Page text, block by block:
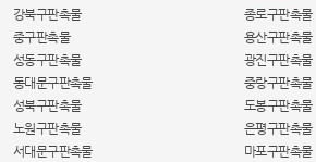
강북구판촉물
종로구판촉물
중구판촉물
용산구판촉물
성동구판촉물
광진구판촉물
동대문구판촉물
중랑구판촉물
성북구판촉물
도봉구판촉물
노원구판촉물
은평구판촉물
서대문구판촉물
마포구판촉물